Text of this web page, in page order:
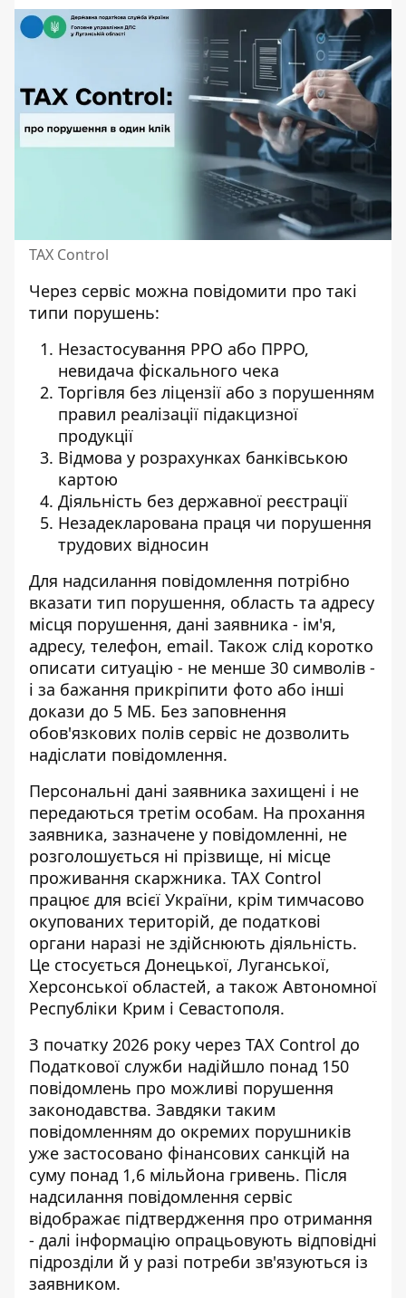
TAX Control
Через сервіс можна повідомити про такі
типи порушень:
Незастосування РРО або ПРРО,
невидача фіскального чека
Торгівля без ліцензії або з порушенням
правил реалізації підакцизної
продукції
Відмова у розрахунках банківською
картою
Діяльність без державної реєстрації
Незадекларована праця чи порушення
трудових відносин
Для надсилання повідомлення потрібно
вказати тип порушення, область та адресу
місця порушення, дані заявника - ім'я,
адресу, телефон, email. Також слід коротко
описати ситуацію - не менше 30 символів -
і за бажання прикріпити фото або інші
докази до 5 МБ. Без заповнення
обов'язкових полів сервіс не дозволить
надіслати повідомлення.
Персональні дані заявника захищені і не
передаються третім особам. На прохання
заявника, зазначене у повідомленні, не
розголошується ні прізвище, ні місце
проживання скаржника. TAX Control
працює для всієї України, крім тимчасово
окупованих територій, де податкові
органи наразі не здійснюють діяльність.
Це стосується Донецької, Луганської,
Херсонської областей, а також Автономної
Республіки Крим і Севастополя.
З початку 2026 року через TAX Control до
Податкової служби надійшло понад 150
повідомлень про можливі порушення
законодавства. Завдяки таким
повідомленням до окремих порушників
уже застосовано фінансових санкцій на
суму понад 1,6 мільйона гривень. Після
надсилання повідомлення сервіс
відображає підтвердження про отримання
- далі інформацію опрацьовують відповідні
підрозділи й у разі потреби зв'язуються із
заявником.